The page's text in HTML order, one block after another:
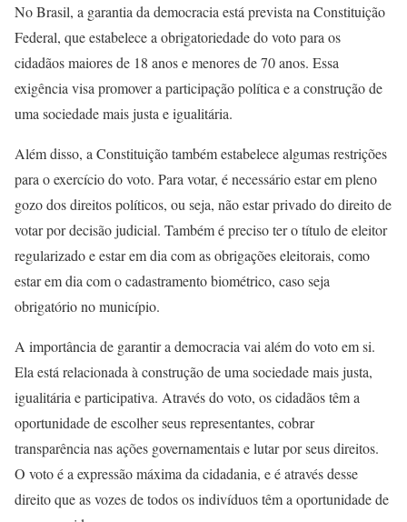
No Brasil, a garantia da democracia está prevista na Constituição
Federal, que estabelece a obrigatoriedade do voto para os
cidadãos maiores de 18 anos e menores de 70 anos. Essa
exigência visa promover a participação política e a construção de
uma sociedade mais justa e igualitária.
Além disso, a Constituição também estabelece algumas restrições
para o exercício do voto. Para votar, é necessário estar em pleno
gozo dos direitos políticos, ou seja, não estar privado do direito de
votar por decisão judicial. Também é preciso ter o título de eleitor
regularizado e estar em dia com as obrigações eleitorais, como
estar em dia com o cadastramento biométrico, caso seja
obrigatório no município.
A importância de garantir a democracia vai além do voto em si.
Ela está relacionada à construção de uma sociedade mais justa,
igualitária e participativa. Através do voto, os cidadãos têm a
oportunidade de escolher seus representantes, cobrar
transparência nas ações governamentais e lutar por seus direitos.
O voto é a expressão máxima da cidadania, e é através desse
direito que as vozes de todos os indivíduos têm a oportunidade de